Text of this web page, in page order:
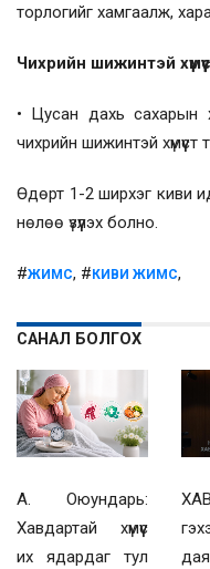
торлогийг хамгаалж,
Чихрийн шижинтэй
• Цусан дахь сахарын
чихрийн шижинтэй
Өдөрт 1-2 ширхэг киви
нөлөө үзүүлэх болно.
#ЖИМС, #КИВИ ЖИМС,
САНАЛ БОЛГОХ
А. Оюундарь:
Хавдартай хүмүүс
их ядардаг тул